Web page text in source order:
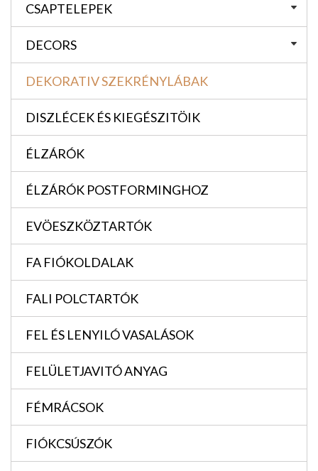
CSAPTELEPEK
DECORS
DEKORATIV SZEKRÉNYLÁBAK
DISZLÉCEK ÉS KIEGÉSZITÖIK
ÉLZÁRÓK
ÉLZÁRÓK POSTFORMINGHOZ
EVÖESZKÖZTARTÓK
FA FIÓKOLDALAK
FALI POLCTARTÓK
FEL ÉS LENYILÓ VASALÁSOK
FELÜLETJAVITÓ ANYAG
FÉMRÁCSOK
FIÓKCSÚSZÓK